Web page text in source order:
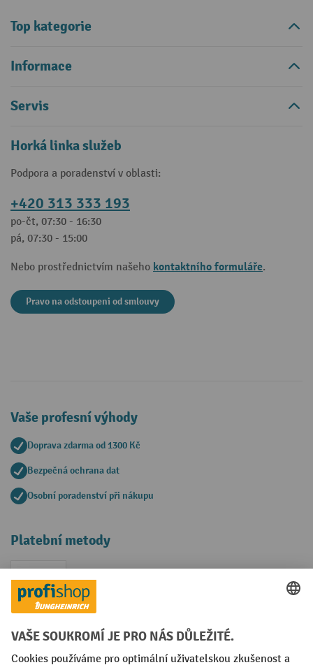
Top kategorie
Informace
Servis
Horká linka služeb
Podpora a poradenství v oblasti:
+420 313 333 193
po-čt, 07:30 - 16:30
pá, 07:30 - 15:00
Nebo prostřednictvím našeho kontaktního formuláře.
Pravo na odstoupeni od smlouvy
Vaše profesní výhody
Doprava zdarma od 1300 Kč
Bezpečná ochrana dat
Osobní poradenství při nákupu
Platební metody
Faktura
Sociální sítě
Facebook
YouTubeLinkedIn